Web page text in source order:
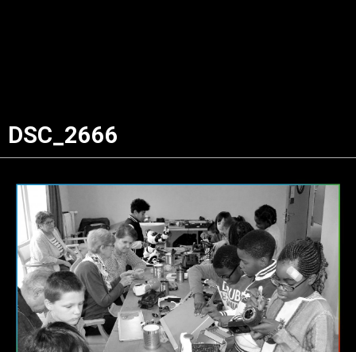
DSC_2666